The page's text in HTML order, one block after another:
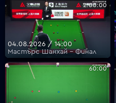
2:00:00
04.08.2026 / 14:00
Мастърс Шанхай - Финал
60:00